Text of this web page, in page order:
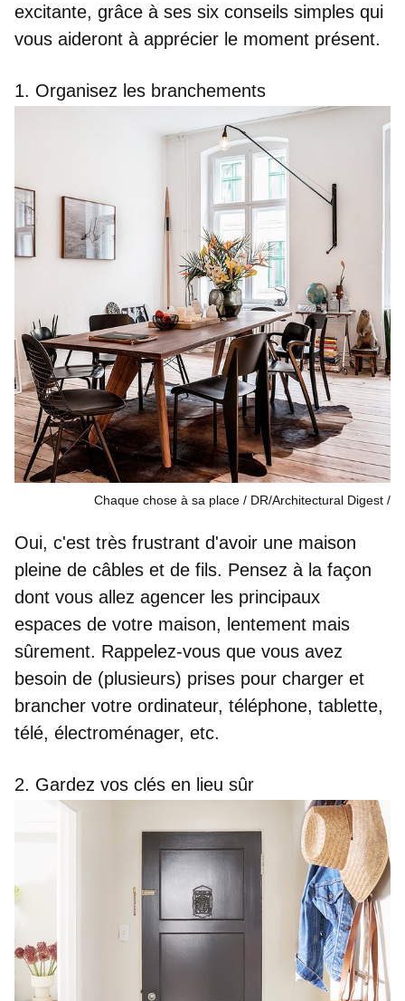
excitante, grâce à ses six conseils simples qui
vous aideront à apprécier le moment présent.
1. Organisez les branchements
Chaque chose à sa place / DR/Architectural Digest
Oui, c'est très frustrant d'avoir une maison
pleine de câbles et de fils. Pensez à la façon
dont vous allez agencer les principaux
espaces de votre maison, lentement mais
sûrement. Rappelez-vous que vous avez
besoin de (plusieurs) prises pour charger et
brancher votre ordinateur, téléphone, tablette,
télé, électroménager, etc.
2. Gardez vos clés en lieu sûr